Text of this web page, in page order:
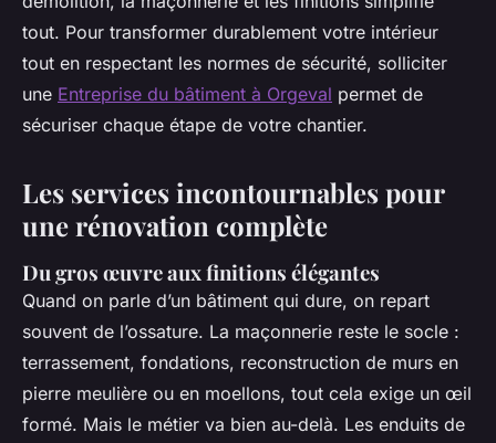
tout. Pour transformer durablement votre intérieur
tout en respectant les normes de sécurité, solliciter
une Entreprise du bâtiment à Orgeval permet de
sécuriser chaque étape de votre chantier.
Les services incontournables pour
une rénovation complète
Du gros œuvre aux finitions élégantes
Quand on parle d’un bâtiment qui dure, on repart
souvent de l’ossature. La maçonnerie reste le socle :
terrassement, fondations, reconstruction de murs en
pierre meulière ou en moellons, tout cela exige un œil
formé. Mais le métier va bien au-delà. Les enduits de